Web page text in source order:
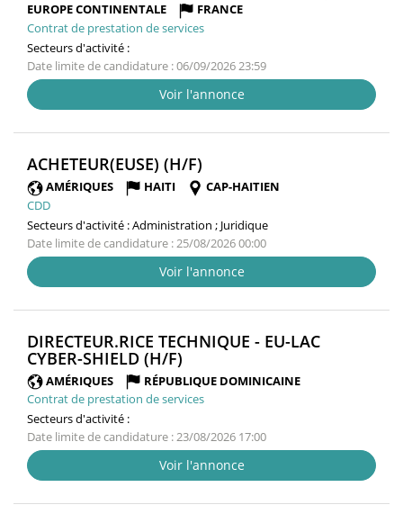
EUROPE CONTINENTALE
FRANCE
Contrat de prestation de services
Secteurs d'activité :
Date limite de candidature : 06/09/2026 23:59
Voir l'annonce
ACHETEUR(EUSE) (H/F)
FENÊTRE)
AMÉRIQUES HAITI
CAP-HAITIEN
CDD
Secteurs d'activité :Administration ; Juridique
Date limite de candidature : 25/08/2026 00:00
Voir l'annonce
DIRECTEUR.RICE TECHNIQUE - EU-LAC
CYBER-SHIELD (H/F) (NOUVELLE
FENÊTRE)
AMÉRIQUES
RÉPUBLIQUE DOMINICAINE
Contrat de prestation de services
Secteurs d'activité :
Date limite de candidature : 23/08/2026 17:00
Voir l'annonce